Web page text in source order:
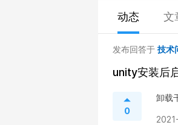
动态 文
发布回答于 技术
unity安装后
0
卸载